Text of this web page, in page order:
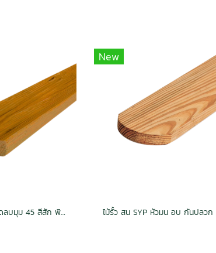
ไม้รั้ว ฮาร์ดวู้ด หัวตัดลบมุม 45 สีสัก พิมพ์ลาย กันปลวก
New